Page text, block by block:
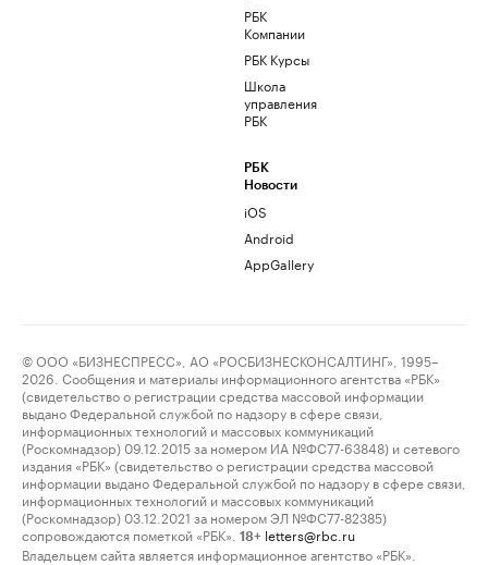
РБК
Компании
РБК Курсы
Школа
управления
РБК
РБК
Новости
iOS
Android
AppGallery
© ООО «БИЗНЕСПРЕСС», АО «РОСБИЗНЕСКОНСАЛТИНГ», 1995–
2026. Сообщения и материалы информационного агентства «РБК»
(свидетельство о регистрации средства массовой информации
выдано Федеральной службой по надзору в сфере связи,
информационных технологий и массовых коммуникаций
(Роскомнадзор) 09.12.2015 за номером ИА №ФС77-63848) и сетевого
издания «РБК» (свидетельство о регистрации средства массовой
информации выдано Федеральной службой по надзору в сфере связи,
информационных технологий и массовых коммуникаций
(Роскомнадзор) 03.12.2021 за номером ЭЛ №ФС77-82385)
сопровождаются пометкой «РБК».
18+ letters@rbc.ru
Владельцем сайта является информационное агентство «РБК».